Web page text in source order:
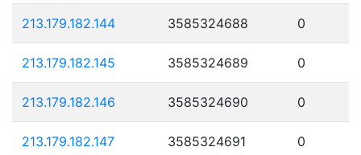
213.179.182.144 3585324688 0
213.179.182.145 3585324689 0
213.179.182.146 3585324690 0
213.179.182.147 3585324691 0